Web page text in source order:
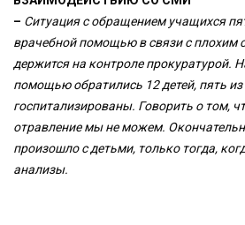
– Ситуация с обращением учащихся
врачебной помощью в связи с плохим
держится на контроле прокуратурой.
помощью обратились 12 детей, пять из
госпитализированы. Говорить о том,
отравление мы не можем.
произошло с детьми, только тогда,
анализы.